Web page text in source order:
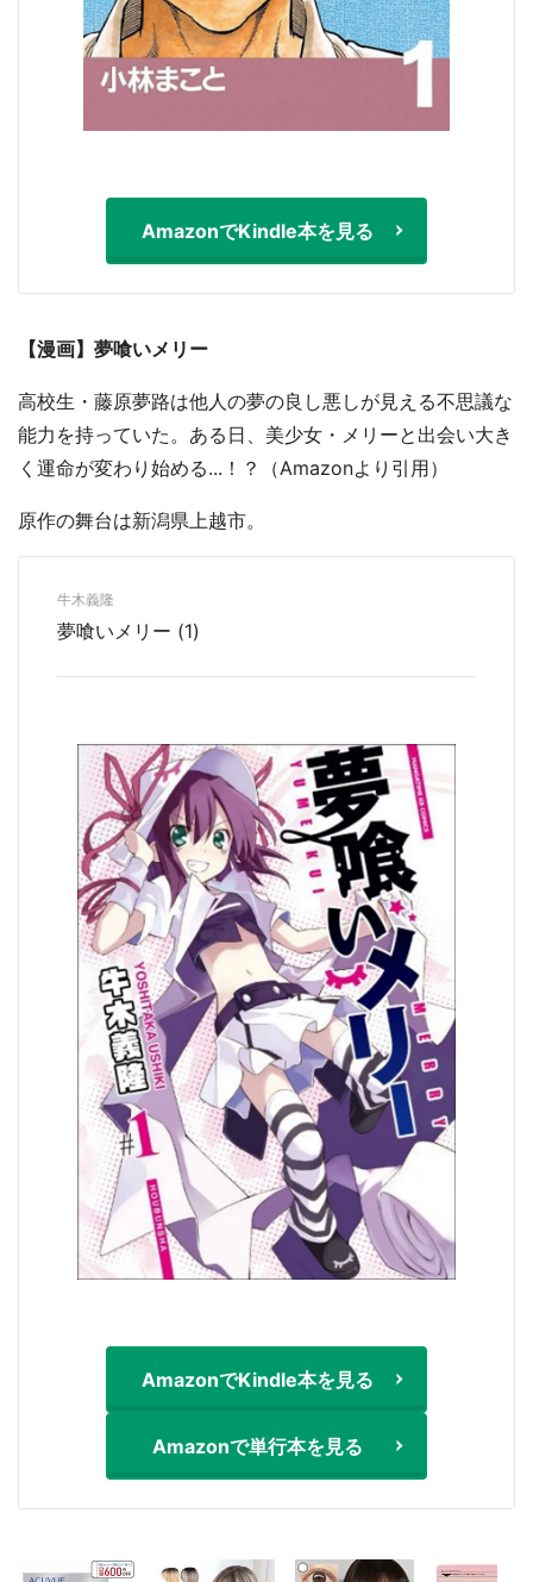
AmazonでKindle本を見る
【漫画】夢喰いメリー
高校生・藤原夢路は他人の夢の良し悪しが見える不思議な
能力を持っていた。ある日、美少女・メリーと出会い大き
く運命が変わり始める...！？（Amazonより引用）
原作の舞台は新潟県上越市。
牛木義隆
夢喰いメリー (1)
AmazonでKindle本を見る
Amazonで単行本を見る